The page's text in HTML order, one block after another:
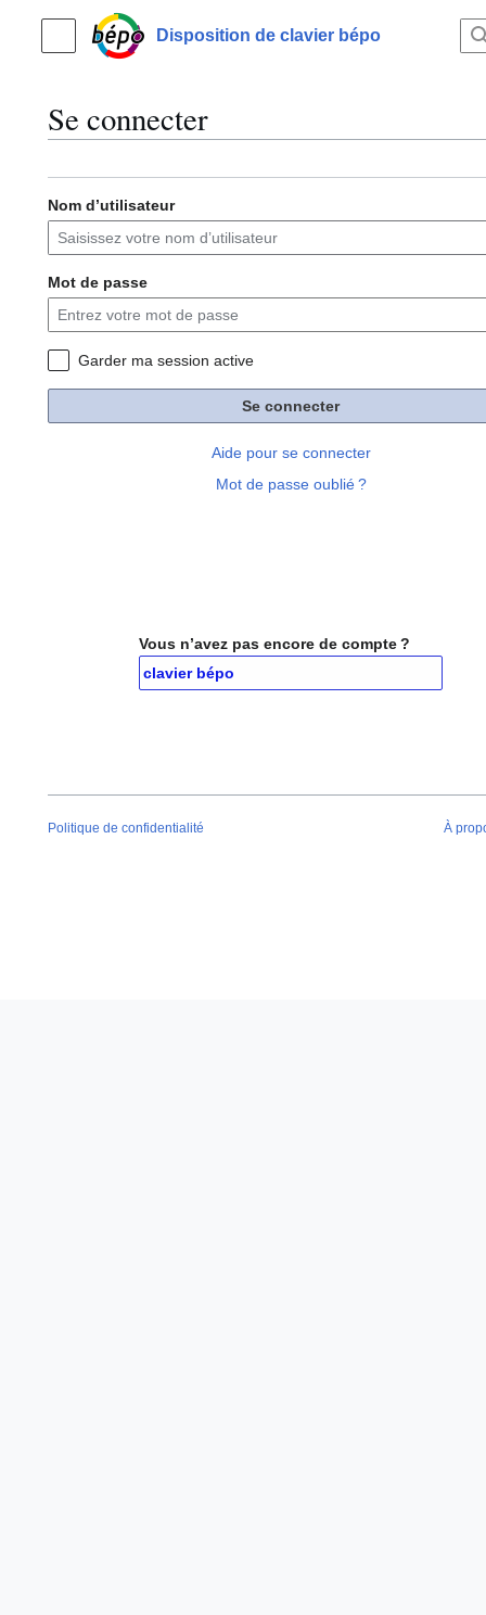
contenu
Menu principalDisposition de clavier bépo
Se connecter
Nom d’utilisateur
Mot de passe
Garder ma session active
Se connecter
Aide pour se connecter
Mot de passe oublié ?
Vous n’avez pas encore de compte ?
Disposition de clavier bépo
Politique de confidentialité À